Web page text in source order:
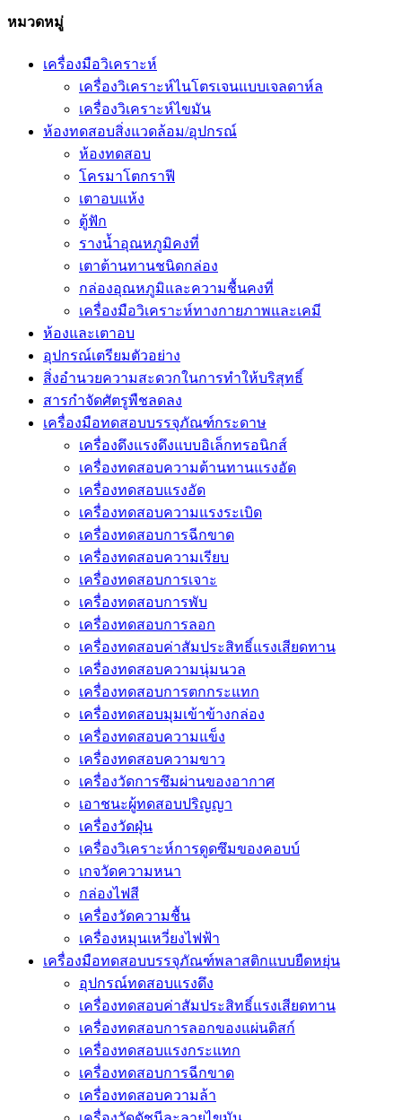
หมวดหมู่
เครื่องมือวิเคราะห์
เครื่องวิเคราะห์ไนโตรเจนแบบเจลดาห์ล
เครื่องวิเคราะห์ไขมัน
ห้องทดสอบสิ่งแวดล้อม/อุปกรณ์
ห้องทดสอบ
โครมาโตกราฟี
เตาอบแห้ง
ตู้ฟัก
รางน้ำอุณหภูมิคงที่
เตาต้านทานชนิดกล่อง
กล่องอุณหภูมิและความชื้นคงที่
เครื่องมือวิเคราะห์ทางกายภาพและเคมี
ห้องและเตาอบ
อุปกรณ์เตรียมตัวอย่าง
สิ่งอำนวยความสะดวกในการทำให้บริสุทธิ์
สารกำจัดศัตรูพืชลดลง
เครื่องมือทดสอบบรรจุภัณฑ์กระดาษ
เครื่องดึงแรงดึงแบบอิเล็กทรอนิกส์
เครื่องทดสอบความต้านทานแรงอัด
เครื่องทดสอบแรงอัด
เครื่องทดสอบความแรงระเบิด
เครื่องทดสอบการฉีกขาด
เครื่องทดสอบความเรียบ
เครื่องทดสอบการเจาะ
เครื่องทดสอบการพับ
เครื่องทดสอบการลอก
เครื่องทดสอบค่าสัมประสิทธิ์แรงเสียดทาน
เครื่องทดสอบความนุ่มนวล
เครื่องทดสอบการตกกระแทก
เครื่องทดสอบมุมเข้าข้างกล่อง
เครื่องทดสอบความแข็ง
เครื่องทดสอบความขาว
เครื่องวัดการซึมผ่านของอากาศ
เอาชนะผู้ทดสอบปริญญา
เครื่องวัดฝุ่น
เครื่องวิเคราะห์การดูดซึมของคอบบ์
เกจวัดความหนา
กล่องไฟสี
เครื่องวัดความชื้น
เครื่องหมุนเหวี่ยงไฟฟ้า
เครื่องมือทดสอบบรรจุภัณฑ์พลาสติกแบบยืดหยุ่น
อุปกรณ์ทดสอบแรงดึง
เครื่องทดสอบค่าสัมประสิทธิ์แรงเสียดทาน
เครื่องทดสอบการลอกของแผ่นดิสก์
เครื่องทดสอบแรงกระแทก
เครื่องทดสอบการฉีกขาด
เครื่องทดสอบความล้า